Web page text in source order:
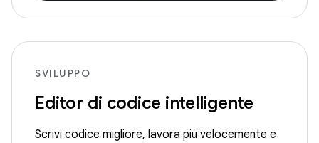
SVILUPPO
Editor di codice intelligente
Scrivi codice migliore, lavora più velocemente e